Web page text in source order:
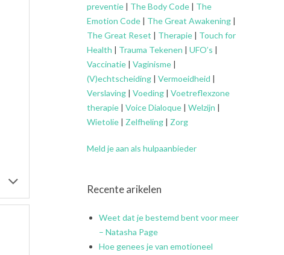
preventie | The Body Code | The
Emotion Code | The Great Awakening |
The Great Reset | Therapie | Touch for
Health | Trauma Tekenen | UFO’s |
Vaccinatie | Vaginisme |
(V)echtscheiding | Vermoeidheid |
Verslaving | Voeding | Voetreflexzone
therapie | Voice Dialoque | Welzijn |
Wietolie | Zelfheling | Zorg
Meld je aan als hulpaanbieder
Recente arikelen
Weet dat je bestemd bent voor meer
– Natasha Page
Hoe genees je van emotioneel